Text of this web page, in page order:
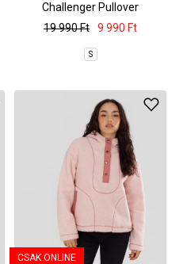
Challenger Pullover
19 990 Ft
9 990 Ft
S
CSAK ONLINE